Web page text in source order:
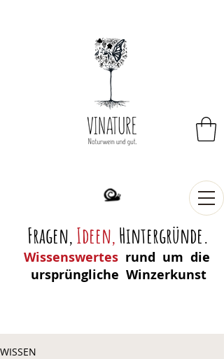
Fragen,Ideen,Hintergründe.
Wissenswertes rund um die
ursprüngliche Winzerkunst
WISSEN